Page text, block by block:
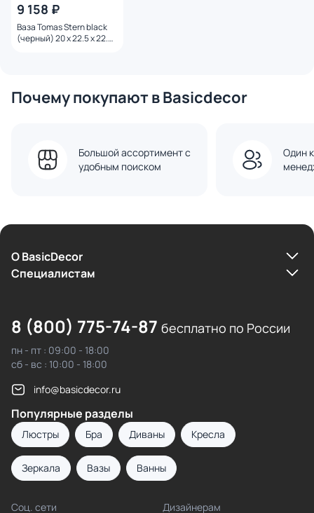
9 158 ₽
Ваза Tomas Stern black
(черный) 20 x 22.5 x 22.5
Почему покупают в Basicdecor
Большой ассортимент с
удобным поиском
Один
О BasicDecor
Cпециалистам
8 (800) 775-74-87 бесплатно по России
пн - пт : 09:00 - 18:00
сб - вс : 10:00 - 18:00
info@basicdecor.ru
Популярные разделы
Люстры Бра Диваны Кресла
Зеркала Вазы Ванны
Соц. сети Дизайнерам